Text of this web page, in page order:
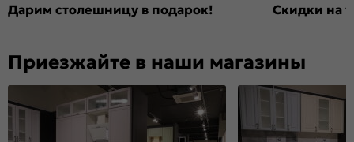
Дарим столешницу в подарок! Скидки на
Приезжайте в наши магазины